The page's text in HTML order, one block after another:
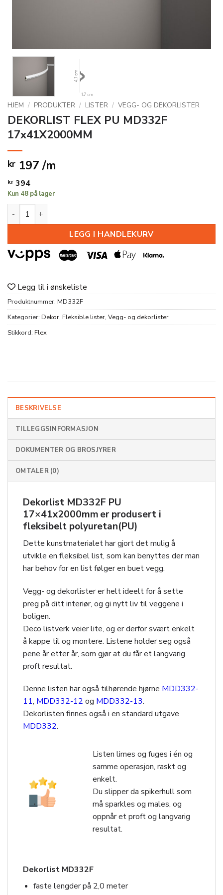
HJEM / PRODUKTER / LISTER / VEGG- OG DEKORLISTER
DEKORLIST FLEX PU MD332F
17x41X2000MM
kr 197 /m
kr 394
Kun 48 på lager
DEKORLIST FLEX PU MD332F 17x41X2000MM antall
LEGG I HANDLEKURV
Legg til i ønskeliste
Produktnummer: MD332F
Kategorier: Dekor, Fleksible lister, Vegg- og dekorlister
Stikkord: Flex
BESKRIVELSE
TILLEGGSINFORMASJON
DOKUMENTER OG BROSJYRER
OMTALER (0)
Dekorlist MD332F PU
17×41x2000mm er produsert i
fleksibelt polyuretan(PU)
Dette kunstmaterialet har gjort det mulig å
utvikle en fleksibel list, som kan benyttes der man
har behov for en list følger en buet vegg.
Vegg- og dekorlister er helt ideelt for å sette
preg på ditt interiør, og gi nytt liv til veggene i
boligen.
Deco listverk veier lite, og er derfor svært enkelt
å kappe til og montere. Listene holder seg også
pene år etter år, som gjør at du får et langvarig
proft resultat.
Denne listen har også tilhørende hjørne MDD332-
11, MDD332-12 og MDD332-13.
Dekorlisten finnes også i en standard utgave
MDD332.
Listen limes og fuges i én og
samme operasjon, raskt og
enkelt.
Du slipper da spikerhull som
må sparkles og males, og
oppnår et proft og langvarig
resultat.
Dekorlist MD332F
faste lengder på 2,0 meter